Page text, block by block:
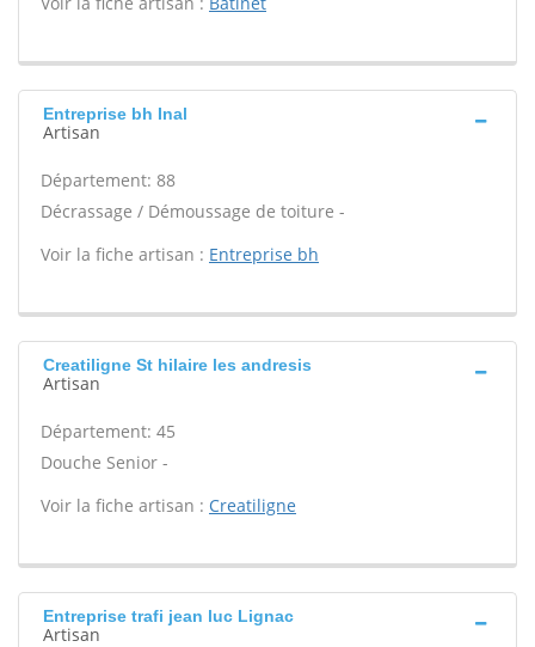
Entreprise bh Inal
Artisan
Département: 88
Décrassage / Démoussage de toiture -
Voir la fiche artisan : Entreprise bh
Creatiligne St hilaire les andresis
Artisan
Département: 45
Douche Senior -
Voir la fiche artisan : Creatiligne
Entreprise trafi jean luc Lignac
Artisan